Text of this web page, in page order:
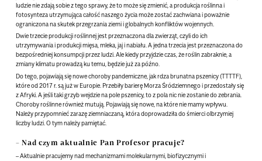
ludzie nie zdają sobie z tego sprawy, że to może się zmienić, a produkcja roślinna i
fotosynteza utrzymująca całość naszego życia może zostać zachwiana i poważnie
ograniczona na skutek przegrzania ziemi i globalnych konfliktów wojennych.
Dwie trzecie produkcji roślinnej jest przeznaczona dla zwierząt, czyli do ich
utrzymywania i produkcji mięsa, mleka, jaj i nabiału. A jedna trzecia jest przeznaczona do
bezpośredniej konsumpcji przez ludzi. Ale kiedy przyjdzie czas, że roślin zabraknie, a
zmiany klimatu prowadzą ku temu, będzie już za późno.
Do tego, pojawiają się nowe choroby pandemiczne, jak rdza brunatna pszenicy (TTTTF),
które od 2017 r. są już w Europie. Przebiły barierę Morza Śródziemnego i przedostały się
z Afryki. A jeśli taki grzyb wejdzie na pole pszenicy, to z pola nic nie zostanie do zebrania.
Choroby roślinne również mutują. Pojawiają się nowe, na które nie mamy wpływu.
Należy przypomnieć zarazę ziemniaczaną, która doprowadziła do śmierci olbrzymiej
liczby ludzi. O tym należy pamiętać.
– Nad czym aktualnie Pan Profesor pracuje?
– Aktualnie pracujemy nad mechanizmami molekularnymi, biofizycznymi i